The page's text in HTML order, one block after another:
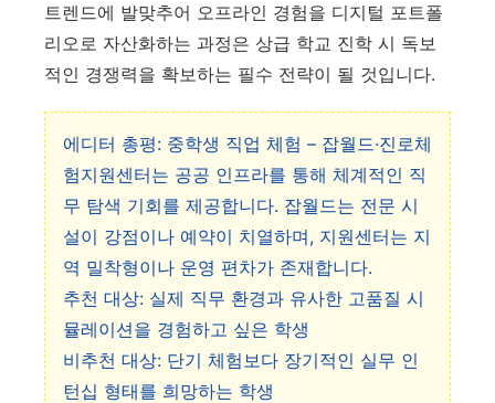
트렌드에 발맞추어 오프라인 경험을 디지털 포트폴
리오로 자산화하는 과정은 상급 학교 진학 시 독보
적인 경쟁력을 확보하는 필수 전략이 될 것입니다.
에디터 총평: 중학생 직업 체험 – 잡월드·진로체
험지원센터는 공공 인프라를 통해 체계적인 직
무 탐색 기회를 제공합니다. 잡월드는 전문 시
설이 강점이나 예약이 치열하며, 지원센터는 지
역 밀착형이나 운영 편차가 존재합니다.
추천 대상: 실제 직무 환경과 유사한 고품질 시
뮬레이션을 경험하고 싶은 학생
비추천 대상: 단기 체험보다 장기적인 실무 인
턴십 형태를 희망하는 학생